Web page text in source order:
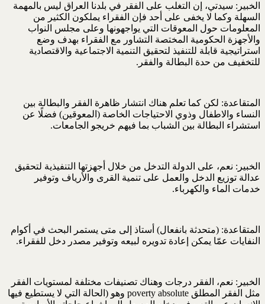
الخبير: سيدتي، إن التغلب على الفقر في بلدنا العراق ليس بالمهمة
السهلة وكما لا يخفى على أحد فإن الفقراء يملكون الكثير من
المعلومات حول المعوقات التي يواجهونها وعلى مجلس النواب
والأجهزة الحكومية المختصة التشاور مع الفقراء بهدف وضع
استراتيجية قابلة للتنفيذ لتحقيق التنمية الاجتماعية والاقتصادية
للتخفيف من حدة البطالة والفقر.
المتقاعدة: لكن كما تعلم هناك انتشار ظاهرة الفقر والبطالة بين
النساء والاطفال وذوي الاحتياجات الخاصة (المعوقين) فضلًا عن
استشراء البطالة بين الشباب بما فيهم خريجو الجامعات.
الخبير: نعم، على الدولة التدخل من خلال أجهزتها التنفيذية لتحقيق
عدالة توزيع الدخل والعمل على تنمية القرى والأرياف وتوفير
خدمات الماء والكهرباء.
المتقاعدة: (متحدثة بانفعال) أستاذ إلى متى يستمر البحث في أكوام
النفايات عمّا يمكن إعادة تدويره لبيعه وتوفير مصدر دخل للفقراء.
الخبير: نعم، الفقر درجات وهناك تصنيفات مختلفة لمستويات الفقر
مثل الفقر المطلق poverty absolute وهو (الحالة التي لا يستطيع فيها